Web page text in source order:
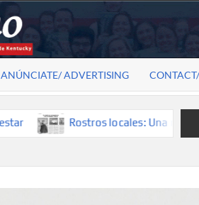
ANÚNCIATE/ ADVERTISING
Rostros locales: Una mirada que